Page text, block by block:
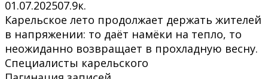
01.07.202507.9к.
Карельское лето продолжает держать жителей
в напряжении: то даёт намёки на тепло, то
неожиданно возвращает в прохладную весну.
Специалисты карельского